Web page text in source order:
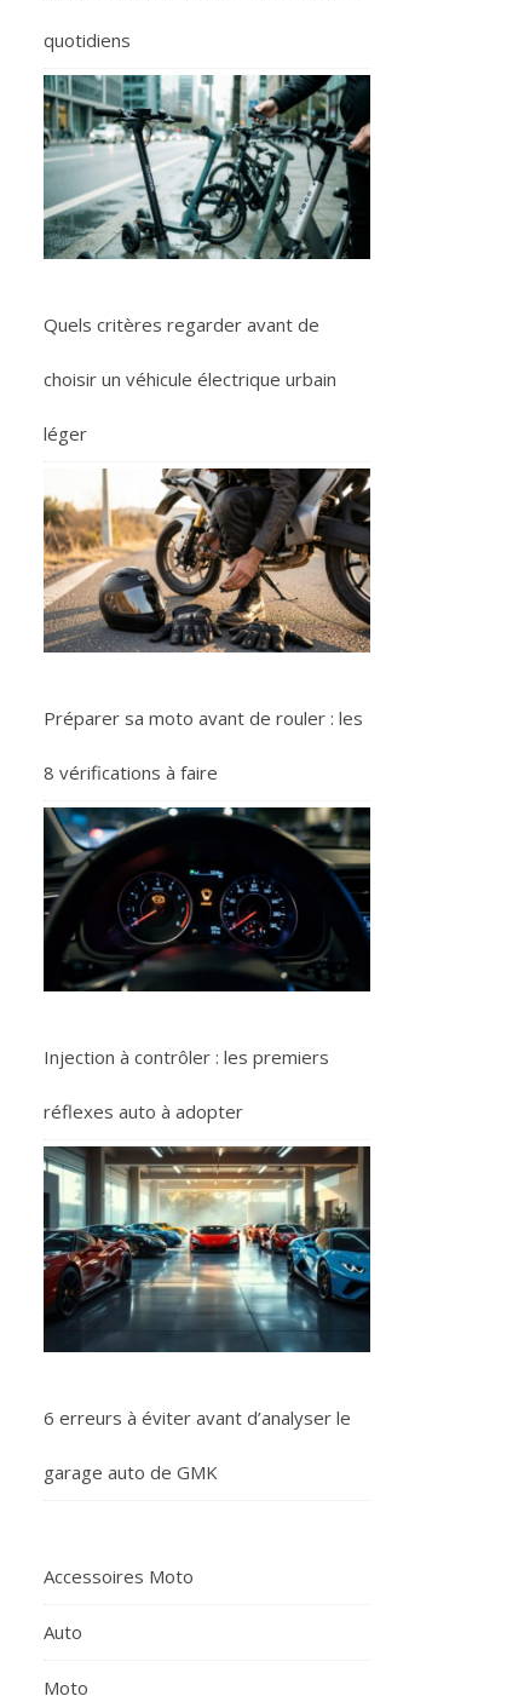
quotidiens
Quels critères regarder avant de
choisir un véhicule électrique urbain
léger
Préparer sa moto avant de rouler : les
8 vérifications à faire
Injection à contrôler : les premiers
réflexes auto à adopter
6 erreurs à éviter avant d’analyser le
garage auto de GMK
Accessoires Moto
Auto
Moto